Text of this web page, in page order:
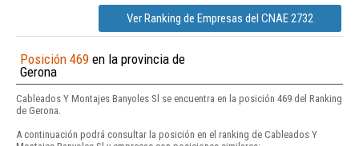
Ver Ranking de Empresas del CNAE 2732
Posición 469 en la provincia de
Gerona
Cableados Y Montajes Banyoles Sl se encuentra en la posición 469 del Ranking
de Gerona.
A continuación podrá consultar la posición en el ranking de Cableados Y